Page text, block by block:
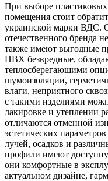
При выборе
помещения стоит
украинской марки ВДС.
отечественного бренда
также имеют выгодные
ПВХ безвредные,
теплосберегающими
шумоизоляции,
влаги, неприятного
с такими изделиями
лакировке и утеплении
отличаются отменной
эстетических
лучей, осадков и
профили имеют
они комфортные в
актуальном дизайне,